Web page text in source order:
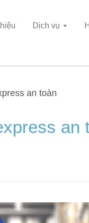
Dịch vụ
an toàn
an